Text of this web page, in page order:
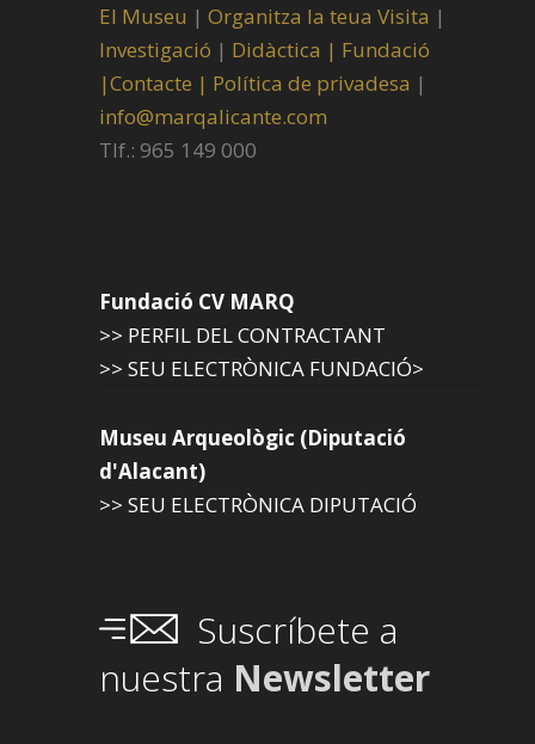
El Museu | Organitza la teua Visita |
Investigació | Didàctica | Fundació
|Contacte | Política de privadesa |
info@marqalicante.com
Tlf.: 965 149 000
Fundació CV MARQ
>> PERFIL DEL CONTRACTANT
>> SEU ELECTRÒNICA FUNDACIÓ>
Museu Arqueològic (Diputació
d'Alacant)
>> SEU ELECTRÒNICA DIPUTACIÓ
Suscríbete a
nuestra Newsletter